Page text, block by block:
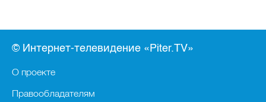
© Интернет-телевидение «Piter.TV»
О проекте
Правообладателям